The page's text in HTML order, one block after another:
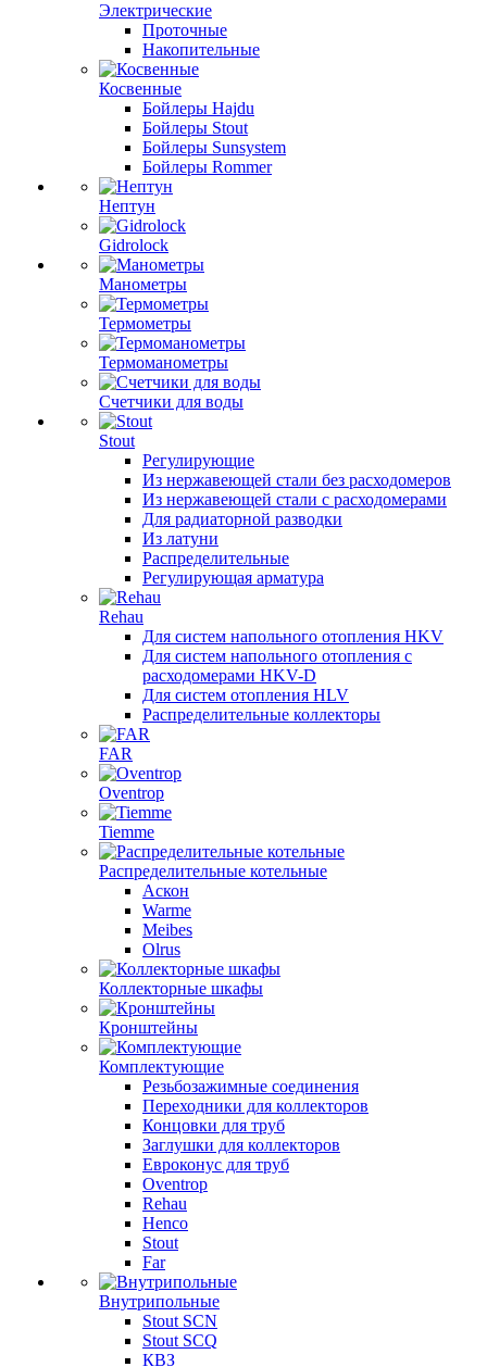
Электрические
Проточные
Накопительные
Косвенные
Бойлеры Hajdu
Бойлеры Stout
Бойлеры Sunsystem
Бойлеры Rommer
Нептун
Gidrolock
Манометры
Термометры
Термоманометры
Счетчики для воды
Stout
Регулирующие
Из нержавеющей стали без расходомеров
Из нержавеющей стали с расходомерами
Для радиаторной разводки
Из латуни
Распределительные
Регулирующая арматура
Rehau
Для систем напольного отопления HKV
Для систем напольного отопления с
расходомерами HKV-D
Для систем отопления HLV
Распределительные коллекторы
FAR
Oventrop
Tiemme
Распределительные котельные
Аскон
Warme
Meibes
Olrus
Коллекторные шкафы
Кронштейны
Комплектующие
Резьбозажимные соединения
Переходники для коллекторов
Концовки для труб
Заглушки для коллекторов
Евроконус для труб
Oventrop
Rehau
Henco
Stout
Far
Внутрипольные
Stout SCN
Stout SCQ
КВЗ